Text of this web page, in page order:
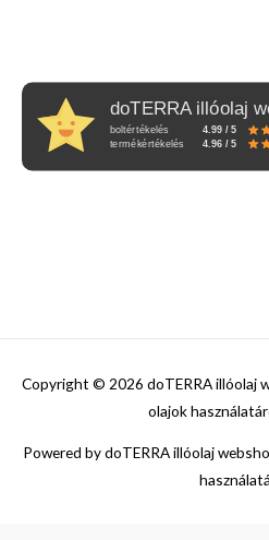
doTERRA illóolaj
boltértékelés
4.99 / 5
termékértékelés
4.96 / 5
Copyright © 2026 doTERRA illóolaj
olajok
Powered bydoTERRA illóolaj